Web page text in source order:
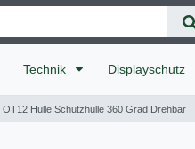
Technik Displayschutz
Hülle Schutzhülle 360 Grad Drehbar